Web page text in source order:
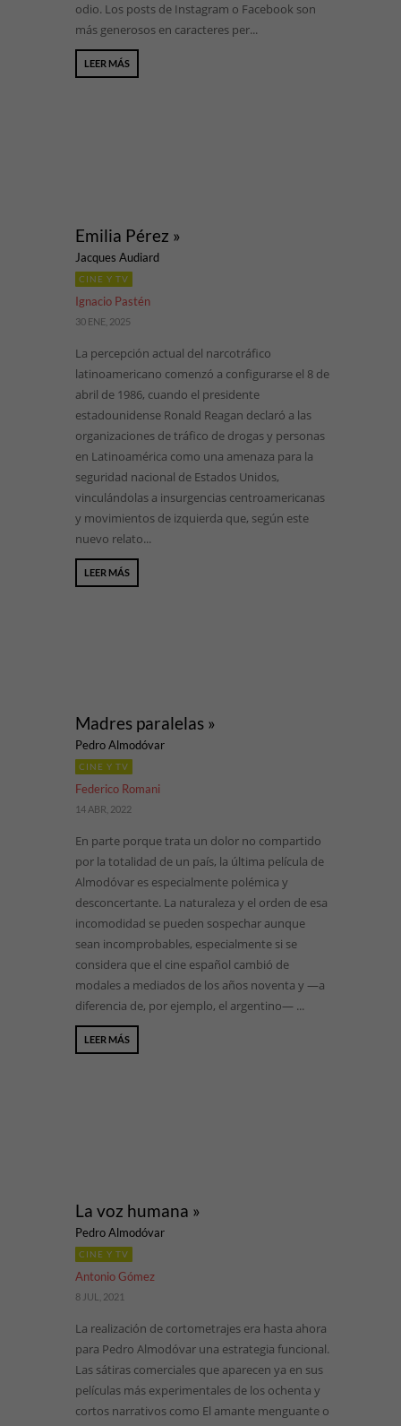
odio. Los posts de Instagram o Facebook son
más generosos en caracteres per...
LEER MÁS
Emilia Pérez »
Jacques Audiard
CINE Y TV
Ignacio Pastén
30 ENE, 2025
La percepción actual del narcotráfico
latinoamericano comenzó a configurarse el 8 de
abril de 1986, cuando el presidente
estadounidense Ronald Reagan declaró a las
organizaciones de tráfico de drogas y personas
en Latinoamérica como una amenaza para la
seguridad nacional de Estados Unidos,
vinculándolas a insurgencias centroamericanas
y movimientos de izquierda que, según este
nuevo relato...
LEER MÁS
Madres paralelas »
Pedro Almodóvar
CINE Y TV
Federico Romani
14 ABR, 2022
En parte porque trata un dolor no compartido
por la totalidad de un país, la última película de
Almodóvar es especialmente polémica y
desconcertante. La naturaleza y el orden de esa
incomodidad se pueden sospechar aunque
sean incomprobables, especialmente si se
considera que el cine español cambió de
modales a mediados de los años noventa y —a
diferencia de, por ejemplo, el argentino— ...
LEER MÁS
La voz humana »
Pedro Almodóvar
CINE Y TV
Antonio Gómez
8 JUL, 2021
La realización de cortometrajes era hasta ahora
para Pedro Almodóvar una estrategia funcional.
Las sátiras comerciales que aparecen ya en sus
películas más experimentales de los ochenta y
cortos narrativos como El amante menguante o